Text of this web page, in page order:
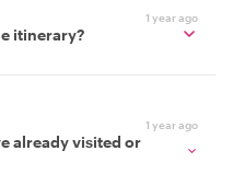
1 year ago
itinerary?
1 year ago
already visited or